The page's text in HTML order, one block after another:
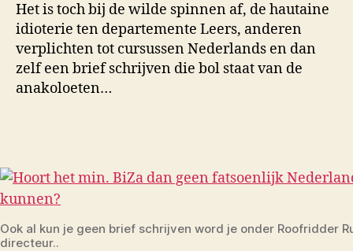
Het is toch bij de wilde spinnen af, de hautaine
idioterie ten departemente Leers, anderen
verplichten tot cursussen Nederlands en dan
zelf een brief schrijven die bol staat van de
anakoloeten…
Ook al kun je geen brief schrijven word je onder Roofridder
directeur..